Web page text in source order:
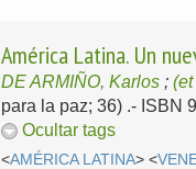
América Latina. Un
DE ARMIÑO, Karlos ;
para la paz; 36) .- ISBN
Ocultar tags
<AMÉRICA LATINA> <